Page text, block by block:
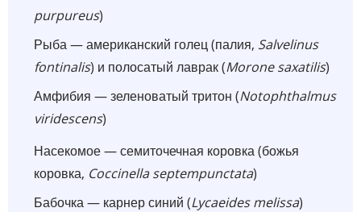
purpureus)
Рыба — американский голец (палия, Salvelinus
fontinalis) и полосатый лаврак (Morone saxatilis)
Амфибия — зеленоватый тритон (Notophthalmus
viridescens)
Насекомое — семиточечная коровка (божья
коровка, Coccinella septempunctata)
Бабочка — карнер синий (Lycaeides melissa)